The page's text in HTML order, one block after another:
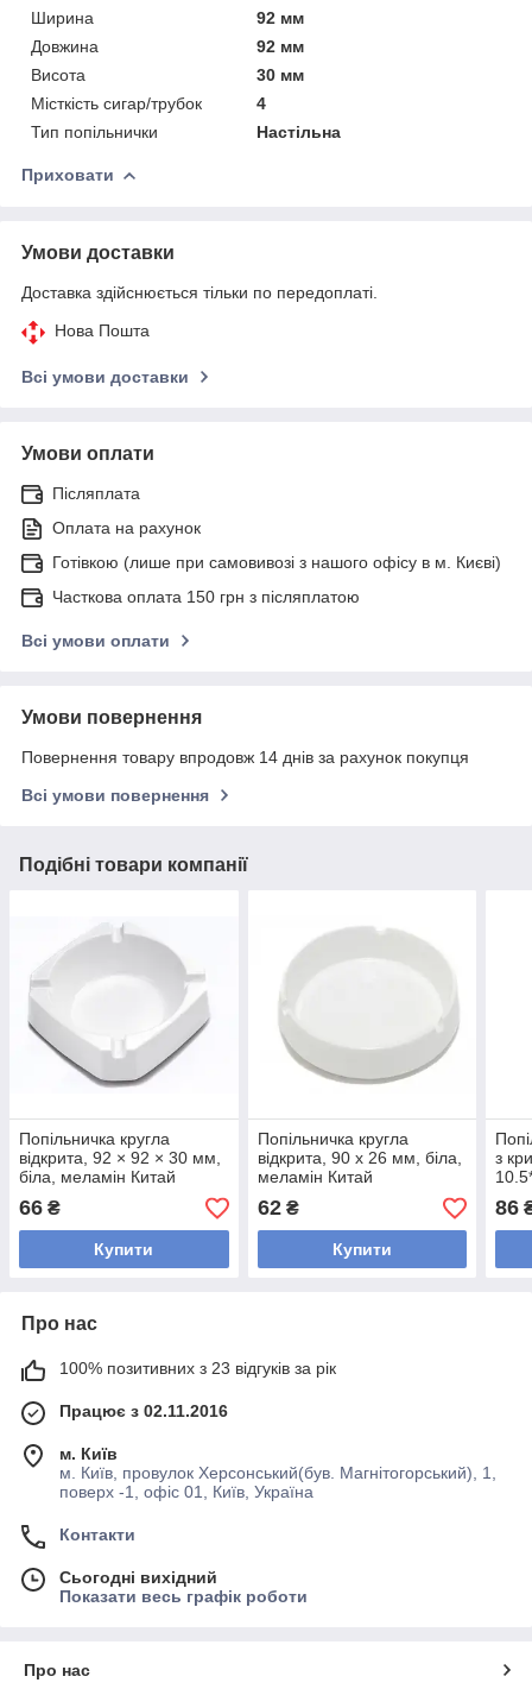
Ширина
92 мм
Довжина
92 мм
Висота
30 мм
Місткість сигар/трубок
4
Тип попільнички
Настільна
Приховати
Умови доставки
Доставка здійснюється тільки по передоплаті.
Нова Пошта
Всі умови доставки
Умови оплати
Післяплата
Оплата на рахунок
Готівкою (лише при самовивозі з нашого офісу в м. Києві)
Часткова оплата 150 грн з післяплатою
Всі умови оплати
Умови повернення
Повернення товару впродовж 14 днів за рахунок покупця
Всі умови повернення
Подібні товари компанії
Попільничка кругла
відкрита, 92 × 92 × 30 мм,
біла, меламін Китай
66 ₴
Купити
Попільничка кругла
відкрита, 90 x 26 мм, біла,
меламін Китай
62₴
Купити
з
86
Про нас
100% позитивних з 23 відгуків за рік
Працює з 02.11.2016
м. Київ
м. Київ, провулок Херсонський(був. Магнітогорський), 1,
поверх -1, офіс 01, Київ, Україна
Контакти
Сьогодні вихідний
Показати весь графік роботи
Про нас